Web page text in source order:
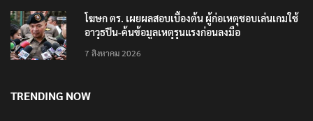
โฆษก ตร. เผยผลสอบเบื้องต้น ผู้ก่อเหตุชอบเล่นเกมใช้
อาวุธปืน-ค้นข้อมูลเหตุรุนแรงก่อนลงมือ
7 สิงหาคม 2026
TRENDING NOW